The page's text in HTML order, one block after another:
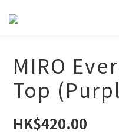
MIRO
Top
HK$420.00